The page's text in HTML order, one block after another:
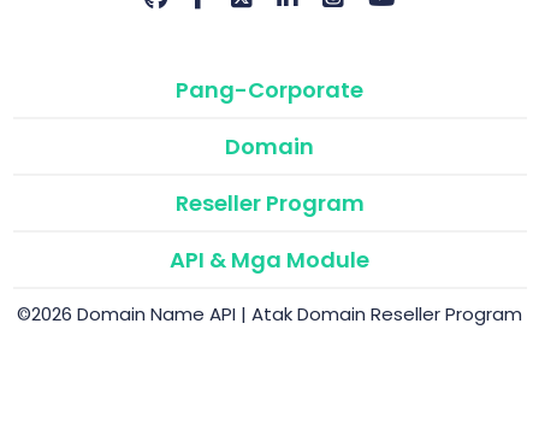
Pang-Corporate
Domain
Reseller Program
API & Mga Module
©2026 Domain Name API | Atak Domain Reseller Program